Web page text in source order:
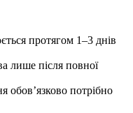
протягом 1–3 днів
лише після повної
обов’язково потрібно